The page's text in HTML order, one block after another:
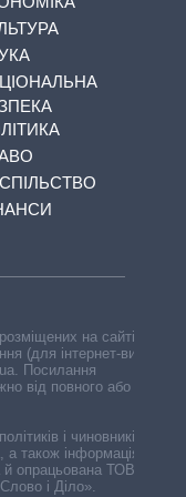
на сайті,
(для інтернет-видань
Посилання
від повного або
і чиновників,
також інформація про
й опрацьована ТОВ «ІА
і Діло».